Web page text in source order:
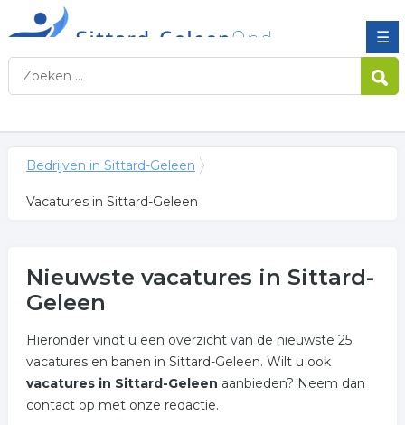
☰
Bedrijven in Sittard-Geleen
Vacatures in Sittard-Geleen
Nieuwste vacatures in Sittard-
Geleen
Hieronder vindt u een overzicht van de nieuwste 25
vacatures en banen in Sittard-Geleen. Wilt u ook
vacatures in Sittard-Geleen aanbieden? Neem dan
contact op met onze redactie.